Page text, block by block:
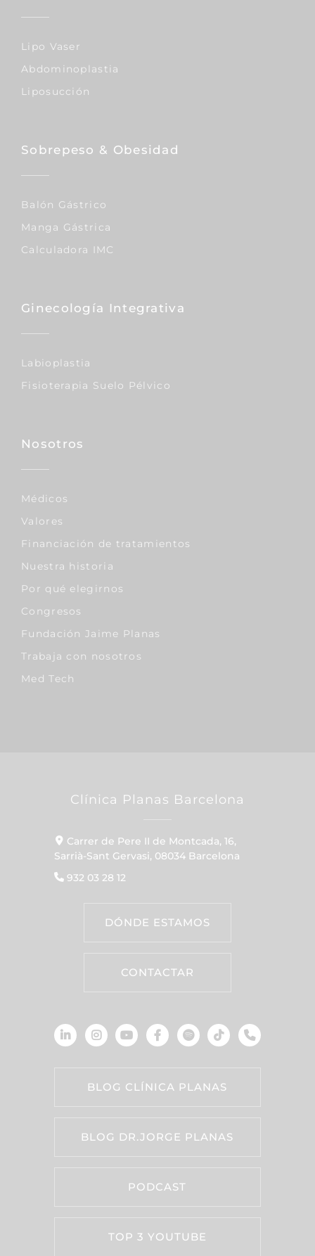
Lipo Vaser
Abdominoplastia
Liposucción
Sobrepeso & Obesidad
Balón Gástrico
Manga Gástrica
Calculadora IMC
Ginecología Integrativa
Labioplastia
Fisioterapia Suelo Pélvico
Nosotros
Médicos
Valores
Financiación de tratamientos
Nuestra historia
Por qué elegirnos
Congresos
Fundación Jaime Planas
Trabaja con nosotros
Med Tech
Clínica Planas Barcelona
Carrer de Pere II de Montcada, 16,
Sarrià-Sant Gervasi, 08034 Barcelona
932 03 28 12
DÓNDE ESTAMOS
CONTACTAR
BLOG CLÍNICA PLANAS
BLOG DR.JORGE PLANAS
PODCAST
TOP 3 YOUTUBE